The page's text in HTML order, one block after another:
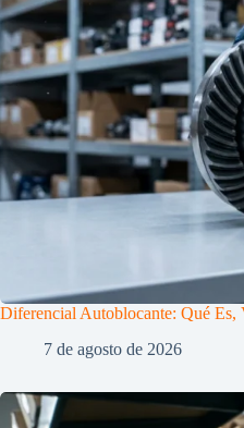
Diferencial Autoblocante: Qué Es,
7 de agosto de 2026